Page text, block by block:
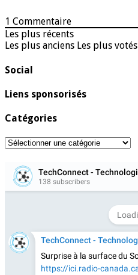
1 Commentaire
Les plus récents
Les plus anciens Les plus votés
Social
Liens sponsorisés
Catégories
Catégories